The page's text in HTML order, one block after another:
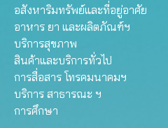
อสังหาริมทรัพย์และที่อยู่อาศัย
อาหาร ยา และผลิตภัณฑ์ฯ
บริการสุขภาพ
สินค้าและบริการทั่วไป
การสื่อสาร โทรคมนาคมฯ
บริการ สาธารณะ ฯ
การศึกษา